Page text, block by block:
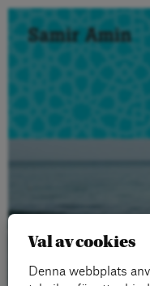
Val av cookies
Denna webbplats